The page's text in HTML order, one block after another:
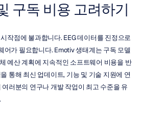
구독 비용 고려하기
작점에 불과합니다. EEG 데이터를 진정으로
어가 필요합니다. Emotiv 생태계는 구독 모델
예산 계획에 지속적인 소프트웨어 비용을 반
통해 최신 업데이트, 기능 및 기술 지원에 연
러분의 연구나 개발 작업이 최고 수준을 유